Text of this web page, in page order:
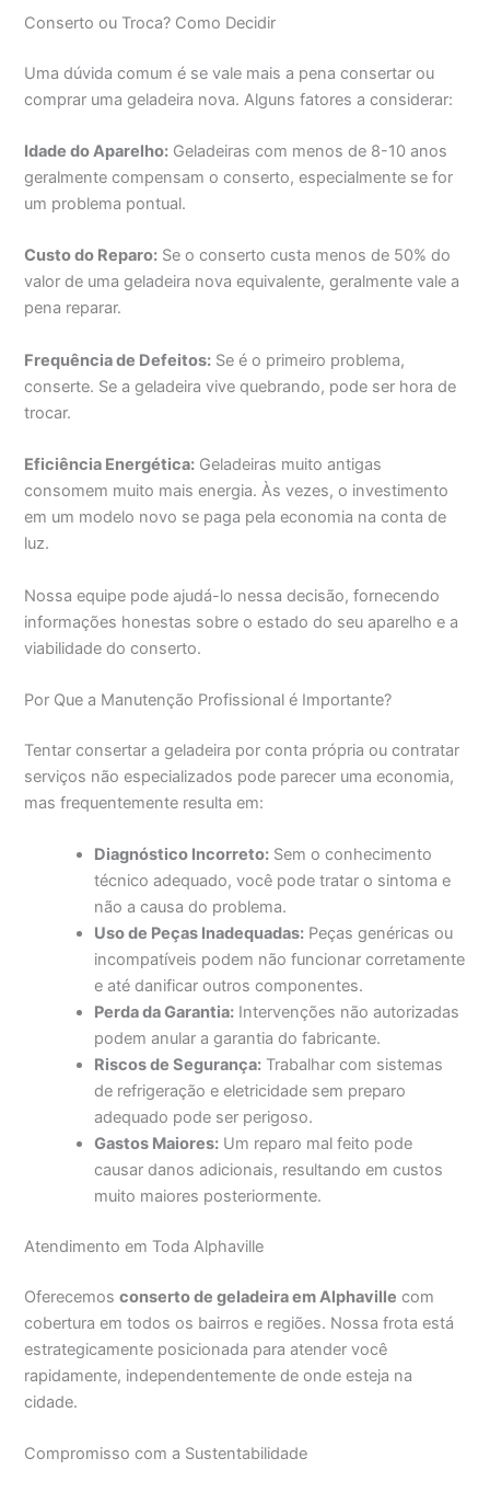
Conserto ou Troca? Como Decidir
Uma dúvida comum é se vale mais a pena consertar ou
comprar uma geladeira nova. Alguns fatores a considerar:
Idade do Aparelho: Geladeiras com menos de 8-10 anos
geralmente compensam o conserto, especialmente se for
um problema pontual.
Custo do Reparo: Se o conserto custa menos de 50% do
valor de uma geladeira nova equivalente, geralmente vale a
pena reparar.
Frequência de Defeitos: Se é o primeiro problema,
conserte. Se a geladeira vive quebrando, pode ser hora de
trocar.
Eficiência Energética: Geladeiras muito antigas
consomem muito mais energia. Às vezes, o investimento
em um modelo novo se paga pela economia na conta de
luz.
Nossa equipe pode ajudá-lo nessa decisão, fornecendo
informações honestas sobre o estado do seu aparelho e a
viabilidade do conserto.
Por Que a Manutenção Profissional é Importante?
Tentar consertar a geladeira por conta própria ou contratar
serviços não especializados pode parecer uma economia,
mas frequentemente resulta em:
Diagnóstico Incorreto: Sem o conhecimento
técnico adequado, você pode tratar o sintoma e
não a causa do problema.
Uso de Peças Inadequadas: Peças genéricas ou
incompatíveis podem não funcionar corretamente
e até danificar outros componentes.
Perda da Garantia: Intervenções não autorizadas
podem anular a garantia do fabricante.
Riscos de Segurança: Trabalhar com sistemas
de refrigeração e eletricidade sem preparo
adequado pode ser perigoso.
Gastos Maiores: Um reparo mal feito pode
causar danos adicionais, resultando em custos
muito maiores posteriormente.
Atendimento em Toda Alphaville
Oferecemosconserto de geladeira em Alphaville com
cobertura em todos os bairros e regiões. Nossa frota está
estrategicamente posicionada para atender você
rapidamente, independentemente de onde esteja na
cidade.
Compromisso com a Sustentabilidade